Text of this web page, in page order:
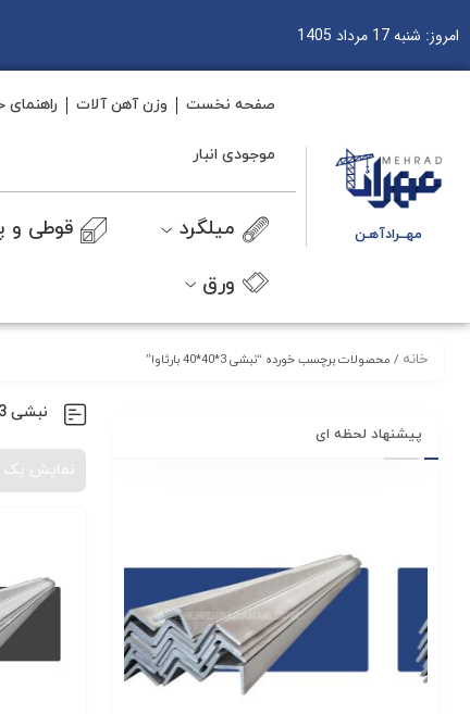
امروز: شنبه 17 مرداد 1405
مهــرادآهـن
صفحه نخست وزن آهن آلات
موجودی انبار
میلگرد قوطی و
ورق
خانه / محصولات برچسب خورده “نبشی 3*40*40 بارثاوا”
نبشی 3*40*40 بارثاوا
نمایش یک
پیشنهاد لحظه ای